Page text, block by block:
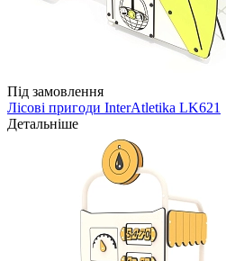
Під замовлення
Лісові пригоди InterAtletika LK621
Детальніше